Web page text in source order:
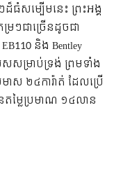
សម្បើមនេះ ព្រះអង្គ
ម្រៗជាច្រើនដូចជា
និង Bentley
សម្រាប់ទ្រង់ ព្រមទាំង
មាស ២៤ការ៉ាត់ ដែលប្រើ
តម្លៃប្រមាណ ១៤លាន